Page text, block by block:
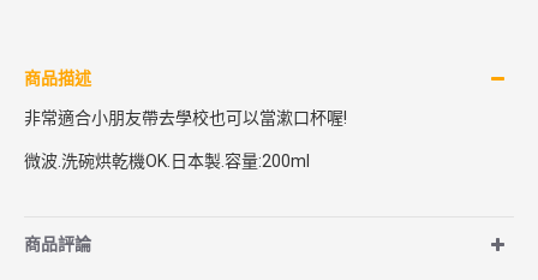
商品描述
非常適合小朋友帶去學校也可以當漱口杯喔!
微波.洗碗烘乾機OK.日本製.容量:200ml
商品評論